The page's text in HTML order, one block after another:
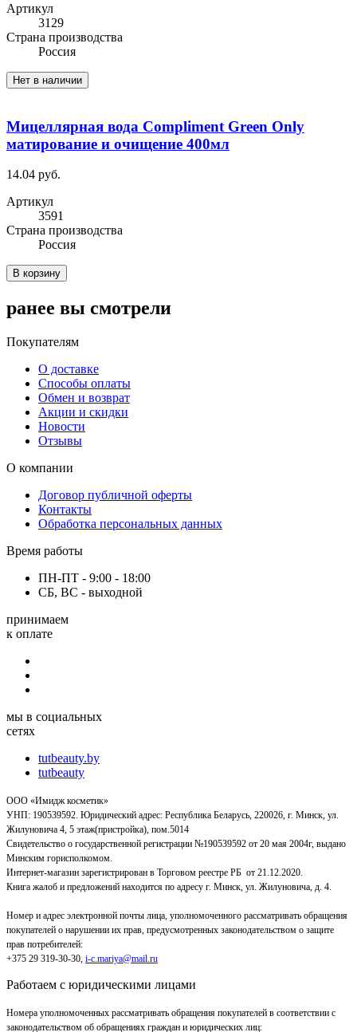
Артикул
3129
Cтрана производства
Россия
Нет в наличии
Мицеллярная вода Compliment Green Only
матирование и очищение 400мл
14.04 руб.
Артикул
3591
Cтрана производства
Россия
В корзину
ранее вы смотрели
Покупателям
О доставке
Способы оплаты
Обмен и возврат
Акции и скидки
Новости
Отзывы
О компании
Договор публичной оферты
Контакты
Обработка персональных данных
Время работы
ПН-ПТ - 9:00 - 18:00
СБ, ВС - выходной
принимаем
к оплате
мы в социальных
сетях
tutbeauty.by
tutbeauty
ООО «Имидж косметик»
УНП: 190539592. Юридический адрес: Республика Беларусь, 220026, г. Минск, ул.
Жилуновича 4, 5 этаж(пристройка), пом.5014
Свидетельство о государственной регистрации №190539592 от 20 мая 2004г, выдано
Минским горисполкомом.
Интернет-магазин зарегистрирован в Торговом реестре РБ от 21.12.2020.
Книга жалоб и предложений находится по адресу г. Минск, ул. Жилуновича, д. 4.
Номер и адрес электронной почты лица, уполномоченного рассматривать обращения
покупателей о нарушении их прав, предусмотренных законодательством о защите
прав потребителей:
+375 29 319-30-30, i-c.mariya@mail.ru
Работаем с юридическими лицами
Номера уполномоченных рассматривать обращения покупателей в соответствии с
законодательством об обращениях граждан и юридических лиц: